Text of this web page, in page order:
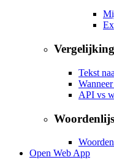
Vergelijking
Tekst
API vs
Open Web App